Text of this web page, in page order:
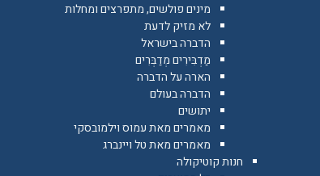
מינים פולשים, מתפרצים ומחלות
לא מזיק לדעת
הדברה בישראל
מַדְבִּירִים מְדַבְּרִים
הארה על הדברה
הדברה בעולם
יתושים
מאמרים מאת עמוס וילמובסקי
מאמרים מאת טל ויינברג
חנות קוטיקולה